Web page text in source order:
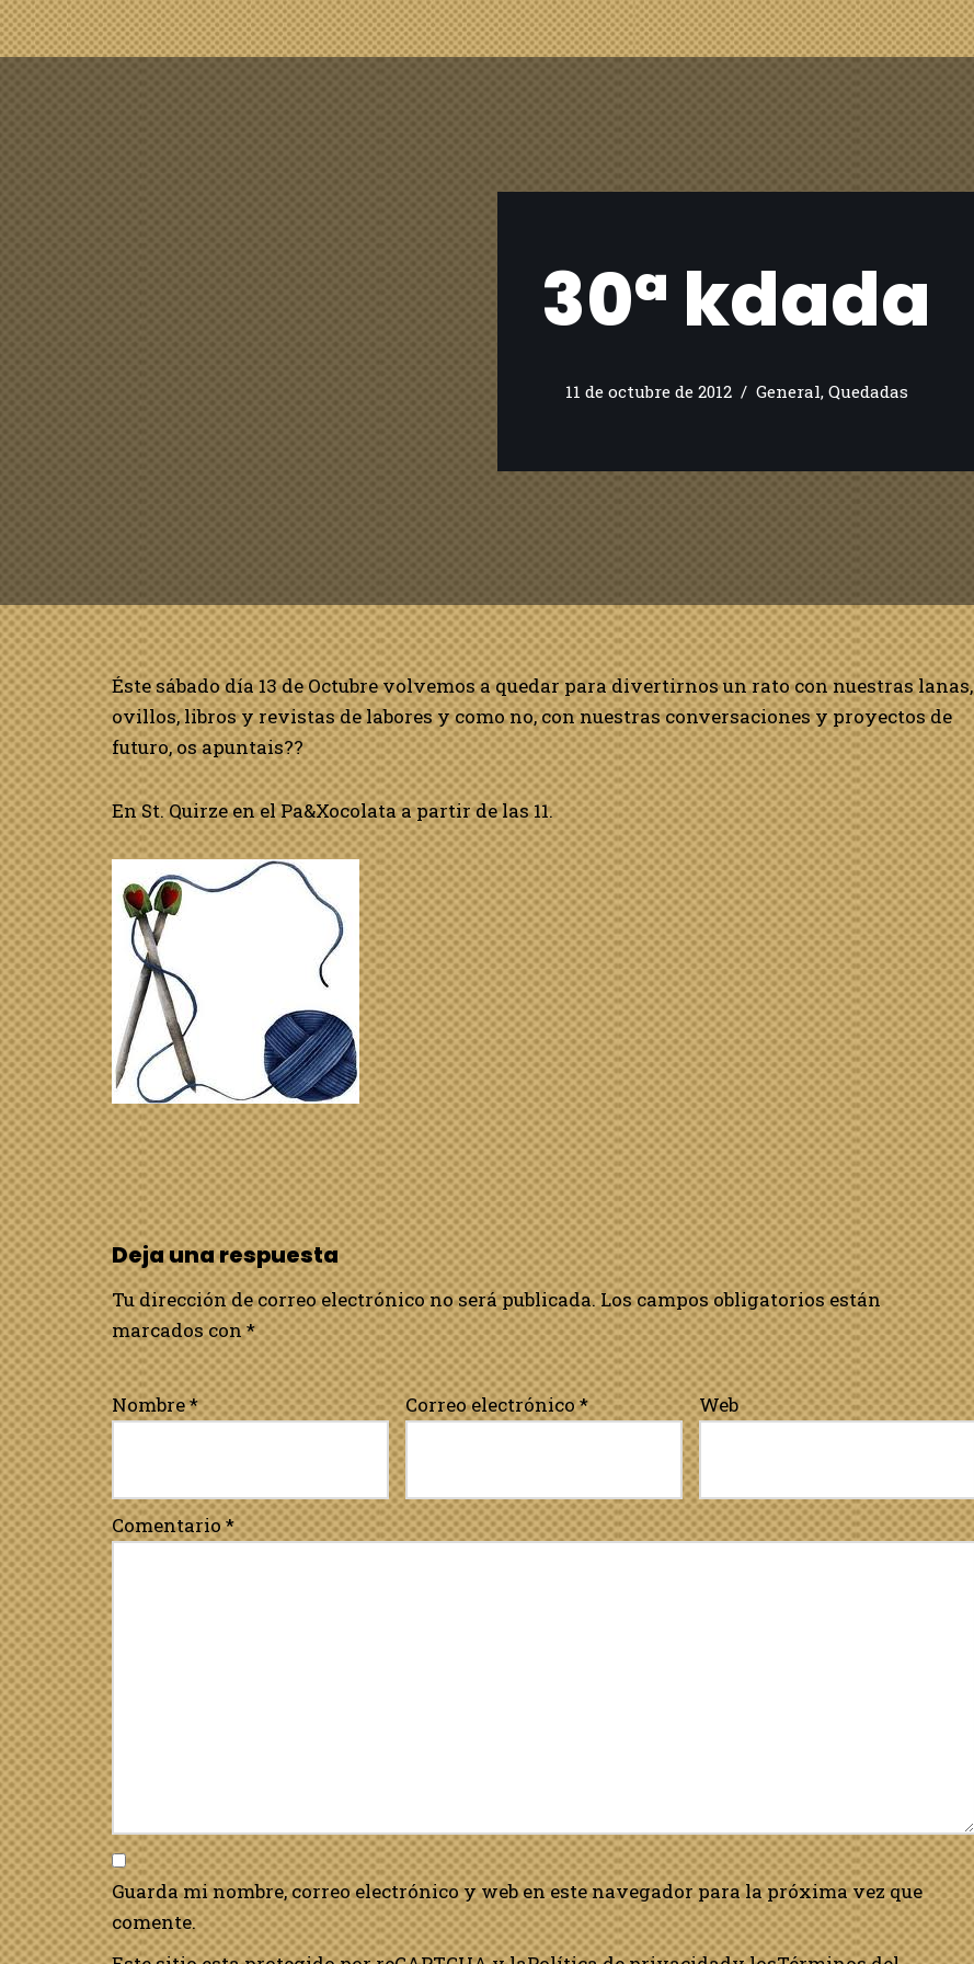
30ª kdada
11 de octubre de 2012 General, Quedadas
Éste sábado día 13 de Octubre volvemos a quedar para divertirnos un rato con nuestras lanas,
ovillos, libros y revistas de labores y como no, con nuestras conversaciones y proyectos de
futuro, os apuntais??
En St. Quirze en el Pa&Xocolata a partir de las 11.
Deja una respuesta
Tu dirección de correo electrónico no será publicada. Los campos obligatorios están
marcados con*
Nombre* Correo electrónico* Web
Comentario*
Guarda mi nombre, correo electrónico y web en este navegador para la próxima vez que
comente.